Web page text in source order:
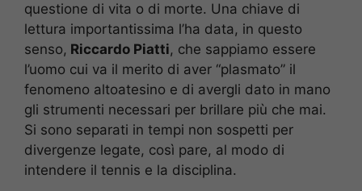
questione di vita o di morte. Una chiave di
lettura importantissima l’ha data, in questo
senso, Riccardo Piatti, che sappiamo essere
l’uomo cui va il merito di aver “plasmato” il
fenomeno altoatesino e di avergli dato in mano
gli strumenti necessari per brillare più che mai.
Si sono separati in tempi non sospetti per
divergenze legate, così pare, al modo di
intendere il tennis e la disciplina.